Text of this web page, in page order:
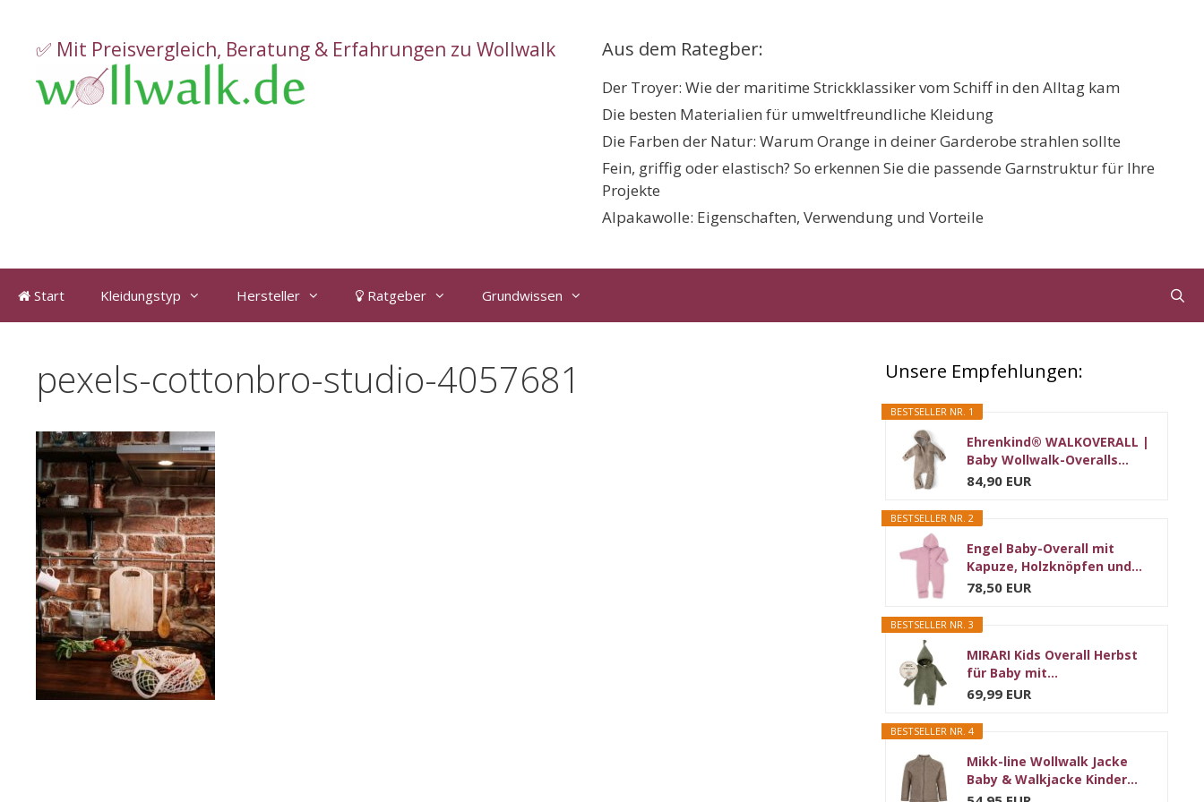
springen
Aus dem Rategber:
Der Troyer: Wie der maritime Strickklassiker vom Schiff in den Alltag kam
Die besten Materialien für umweltfreundliche Kleidung
Die Farben der Natur: Warum Orange in deiner Garderobe strahlen sollte
Fein, griffig oder elastisch? So erkennen Sie die passende Garnstruktur für Ihre
Projekte
Alpakawolle: Eigenschaften, Verwendung und Vorteile
✅ Mit Preisvergleich, Beratung & Erfahrungen zu Wollwalk
Start Kleidungstyp Hersteller Ratgeber Grundwissen
pexels-cottonbro-studio-4057681 Unsere Empfehlungen:
BESTSELLER NR. 1
Ehrenkind® WALKOVERALL |
Baby Wollwalk-Overalls...
84,90 EUR
BESTSELLER NR. 2
Engel Baby-Overall mit
Kapuze, Holzknöpfen und...
78,50 EUR
BESTSELLER NR. 3
MIRARI Kids Overall Herbst
für Baby mit...
69,99 EUR
BESTSELLER NR. 4
Mikk-line Wollwalk Jacke
Baby & Walkjacke Kinder...